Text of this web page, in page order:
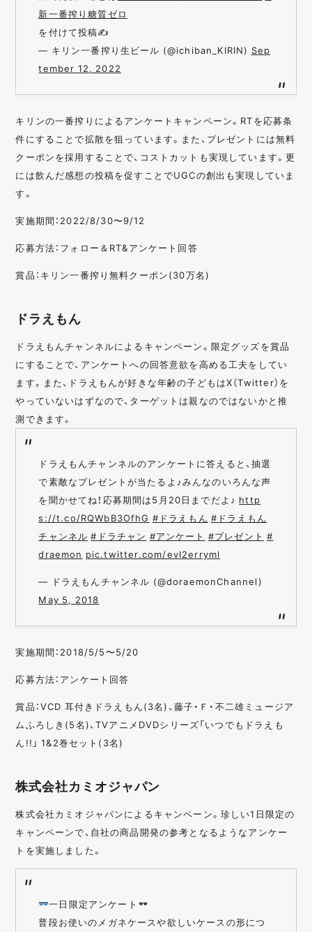
新一番搾り糖質ゼロ
を付けて投稿✍
— キリン一番搾り生ビール (@ichiban_KIRIN) Sep
tember 12, 2022
キリンの一番搾りによるアンケートキャンペーン。RTを応募条
件にすることで拡散を狙っています。また、プレゼントには無料
クーポンを採用することで、コストカットも実現しています。更
には飲んだ感想の投稿を促すことでUGCの創出も実現していま
す。
実施期間：2022/8/30〜9/12
応募方法：フォロー＆RT&アンケート回答
賞品：キリン一番搾り無料クーポン(30万名)
ドラえもん
ドラえもんチャンネルによるキャンペーン。限定グッズを賞品
にすることで、アンケートへの回答意欲を高める工夫をしてい
ます。また、ドラえもんが好きな年齢の子どもはX（Twitter）を
やっていないはずなので、ターゲットは親なのではないかと推
測できます。
ドラえもんチャンネルのアンケートに答えると、抽選
で素敵なプレゼントが当たるよ♪みんなのいろんな声
を聞かせてね！応募期間は5月20日までだよ♪ http
s://t.co/RQWbB3OfhG #ドラえもん #ドラえもん
チャンネル #ドラチャン #アンケート #プレゼント #
draemon pic.twitter.com/evI2erryml
— ドラえもんチャンネル (@doraemonChannel)
May 5, 2018
実施期間：2018/5/5〜5/20
応募方法：アンケート回答
賞品：VCD 耳付きドラえもん(3名)、藤子・Ｆ・不二雄ミュージア
ムふろしき(5名)、TVアニメDVDシリーズ「いつでもドラえも
ん!!」 1&2巻セット(3名)
株式会社カミオジャパン
株式会社カミオジャパンによるキャンペーン。珍しい1日限定の
キャンペーンで、自社の商品開発の参考となるようなアンケー
トを実施しました。
一日限定アンケート
普段お使いのメガネケースや欲しいケースの形につ